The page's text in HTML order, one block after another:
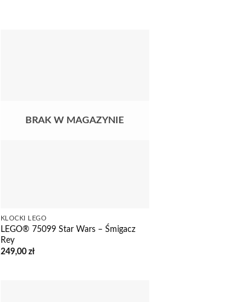
BRAK W MAGAZYNIE
KLOCKI LEGO
LEGO® 75099 Star Wars – Śmigacz
Rey
249,00 zł